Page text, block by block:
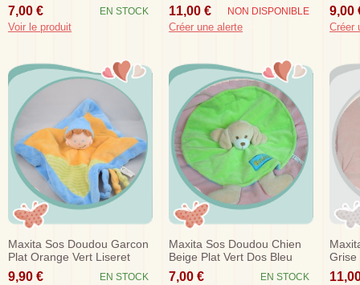
Retourne
7,00 € EN STOCK
Voir le produit
11,00 € NON DISPONIBLE
Créer une alerte
9,00
Créer
Maxita Sos Doudou Garcon
Plat Orange Vert Liseret
Bleu
9,90 € EN STOCK
Maxita Sos Doudou Chien
Beige Plat Vert Dos Bleu
Baby
7,00 € EN STOCK
Grise